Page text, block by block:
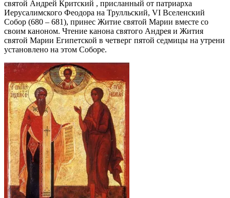
святой Андрей Критский , присланный от патриарха
Иерусалимского Феодора на Трулльский, VI Вселенский
Собор (680 – 681), принес Житие святой Марии вместе со
своим каноном. Чтение канона святого Андрея и Жития
святой Марии Египетской в четверг пятой седмицы на утрени
установлено на этом Соборе.